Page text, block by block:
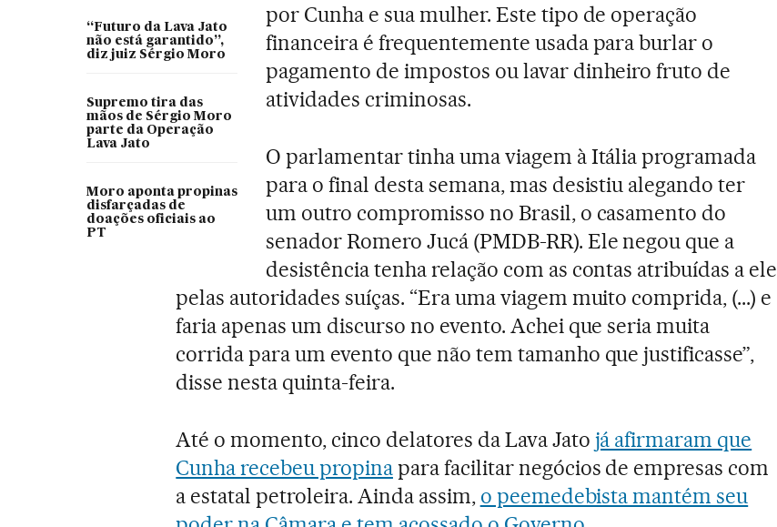
“Futuro da Lava Jato
não está garantido”,
diz juiz Sérgio Moro
Supremo tira das
mãos de Sérgio Moro
parte da Operação
Lava Jato
Moro aponta propinas
disfarçadas de
doações oficiais ao
PT
por Cunha e sua mulher. Este tipo de operação
financeira é frequentemente usada para burlar o
pagamento de impostos ou lavar dinheiro fruto de
atividades criminosas.
O parlamentar tinha uma viagem à Itália programada
para o final desta semana, mas desistiu alegando ter
um outro compromisso no Brasil, o casamento do
senador Romero Jucá (PMDB-RR). Ele negou que a
desistência tenha relação com as contas atribuídas a ele
pelas autoridades suíças. “Era uma viagem muito comprida, (...) e
faria apenas um discurso no evento. Achei que seria muita
corrida para um evento que não tem tamanho que justificasse”,
disse nesta quinta-feira.
Até o momento, cinco delatores da Lava Jato já afirmaram que
Cunha recebeu propinapara facilitar negócios de empresas com
a estatal petroleira. Ainda assim, o peemedebista mantém seu